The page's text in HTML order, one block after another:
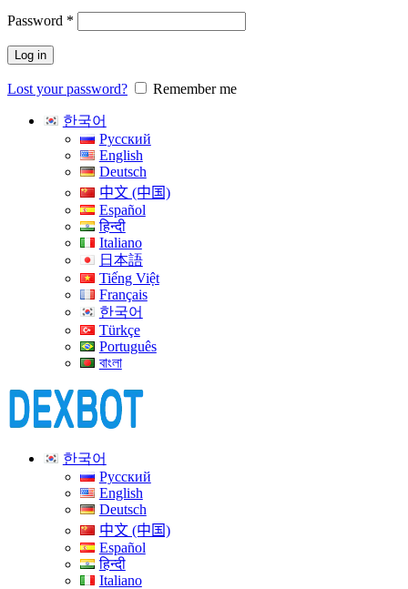
Password *
Log in
Lost your password? Remember me
한국어
Русский
English
Deutsch
中文 (中国)
Español
हिन्दी
Italiano
日本語
Tiếng Việt
Français
한국어
Türkçe
Português
বাংলা
한국어
Русский
English
Deutsch
中文 (中国)
Español
हिन्दी
Italiano